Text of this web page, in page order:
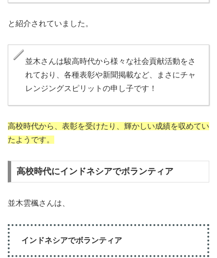
と紹介されていました。
並木さんは駿高時代から様々な社会貢献活動をさ
れており、各種表彰や新聞掲載など、まさにチャ
レンジングスピリットの申し子です！
高校時代から、表彰を受けたり、輝かしい成績を収めてい
たようです。
高校時代にインドネシアでボランティア
並木雲楓さんは、
インドネシアでボランティア